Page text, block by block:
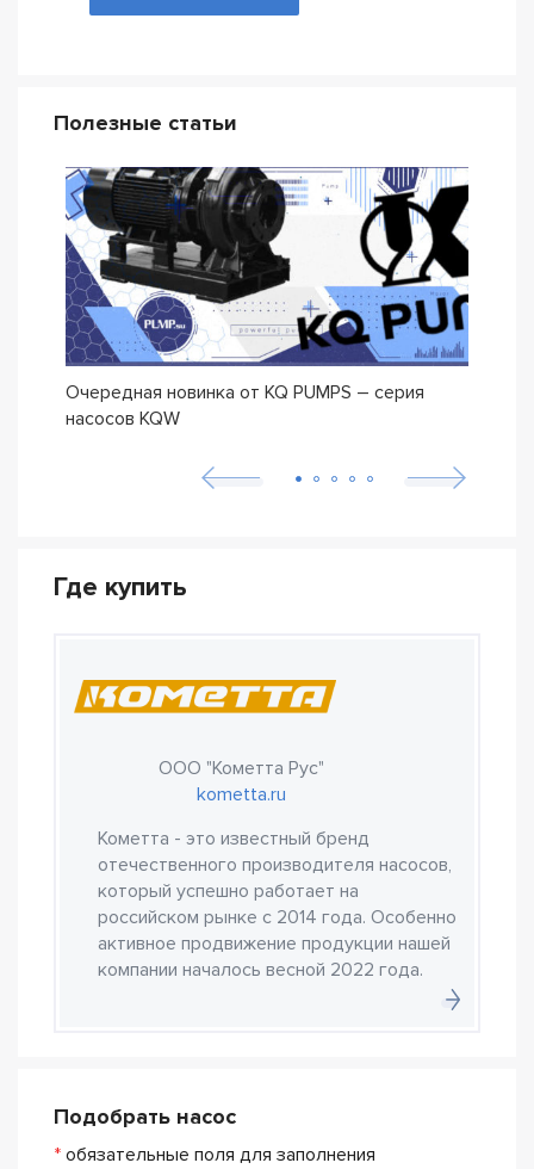
Полезные статьи
Очередная новинка от KQ PUMPS – серия
насосов KQW
Где купить
ООО "Кометта Рус"
kometta.ru
Кометта - это известный бренд
отечественного производителя насосов,
который успешно работает на
российском рынке с 2014 года. Особенно
активное продвижение продукции нашей
компании началось весной 2022 года.
Подобрать насос
* обязательные поля для заполнения